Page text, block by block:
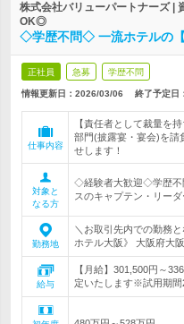
株式会社バリューパートナーズ |
OK◎
◇学歴不問◇ 一流ホテルの
正社員 急募 学歴不問
情報更新日：2026/03/06 終了予定日：
仕事内容
【責任者として裁量を
部門(披露宴・宴会)を請
せします！
対象と
なる方
◇経験者大歓迎◇学歴不
スのキャプテン・リー
勤務地
＼お取引先内での勤務
ホテル大阪》 大阪府大
給与
【月給】301,500円～
定いたします※試用期間